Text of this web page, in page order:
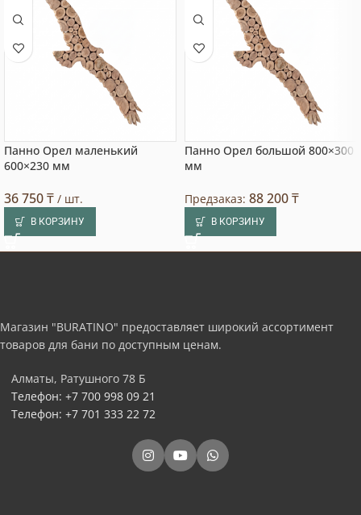
Панно Орел маленький
600×230 мм
36 750₸ / шт.
В КОРЗИНУ
Панно Орел большой 800×300
мм
Предзаказ: 88 200₸
В КОРЗИНУ
Магазин "BURATINO" предоставляет широкий ассортимент
товаров для бани по доступным ценам.
Алматы, Ратушного 78 Б
Телефон: +7 700 998 09 21
Телефон: +7 701 333 22 72